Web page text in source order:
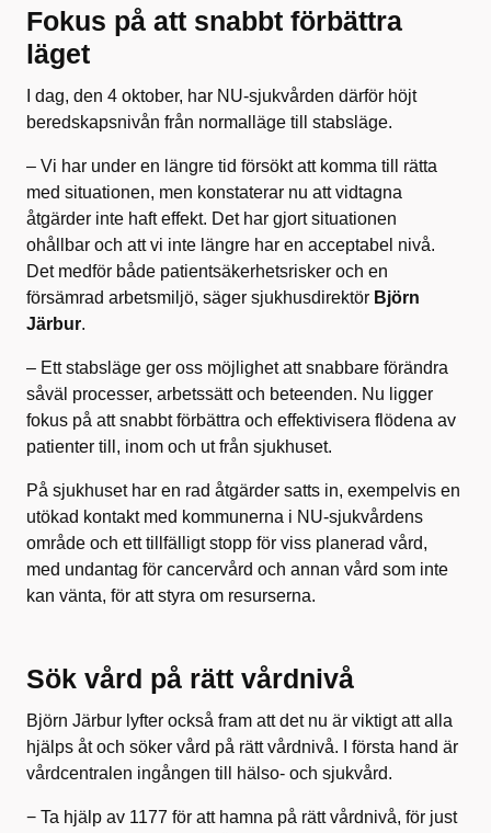
Fokus på att snabbt förbättra
läget
I dag, den 4 oktober, har NU-sjukvården därför höjt
beredskapsnivån från normalläge till stabsläge.
– Vi har under en längre tid försökt att komma till rätta
med situationen, men konstaterar nu att vidtagna
åtgärder inte haft effekt. Det har gjort situationen
ohållbar och att vi inte längre har en acceptabel nivå.
Det medför både patientsäkerhetsrisker och en
försämrad arbetsmiljö, säger sjukhusdirektör Björn
Järbur.
– Ett stabsläge ger oss möjlighet att snabbare förändra
såväl processer, arbetssätt och beteenden. Nu ligger
fokus på att snabbt förbättra och effektivisera flödena av
patienter till, inom och ut från sjukhuset.
På sjukhuset har en rad åtgärder satts in, exempelvis en
utökad kontakt med kommunerna i NU-sjukvårdens
område och ett tillfälligt stopp för viss planerad vård,
med undantag för cancervård och annan vård som inte
kan vänta, för att styra om resurserna.
Sök vård på rätt vårdnivå
Björn Järbur lyfter också fram att det nu är viktigt att alla
hjälps åt och söker vård på rätt vårdnivå. I första hand är
vårdcentralen ingången till hälso- och sjukvård.
− Ta hjälp av 1177 för att hamna på rätt vårdnivå, för just